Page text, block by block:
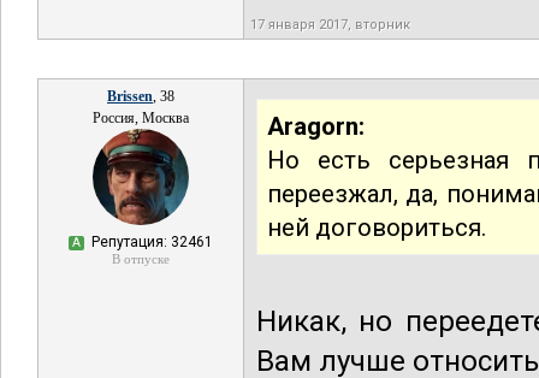
17 января 2017, вторник
Brissen, 38
Россия, Москва
А Репутация: 32461
В отпуске
Aragorn:
Но есть серьезная
переезжал, да,
ней договориться.
Никак, но
Вам лучше